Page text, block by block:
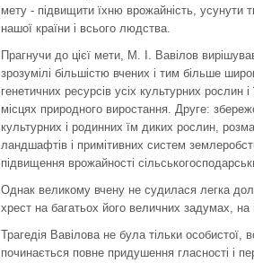
мету - підвищити їхню врожайність, усунути
нашої країни і всього людства.
Прагнучи до цієї мети, М. І. Вавілов
зрозумілі більшістю вчених і тим більше
генетичних ресурсів усіх культурних рослин
місцях природного виростання. Друге:
культурних і родинних їм диких рослин,
ландшафтів і примітивних систем
підвищення врожайності
Однак великому вчену не судилася легка
хрест на багатьох його величних задумах, на
Трагедія Вавілова не була тільки особистої,
починається повне придушення гласності і